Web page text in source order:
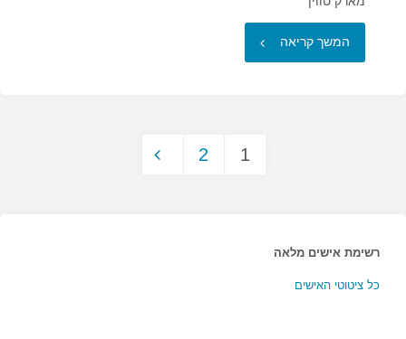
המשך קריאה "מדוע
בשעת1
2
רשימת אישים מלאה
כל ציטוטי האישים